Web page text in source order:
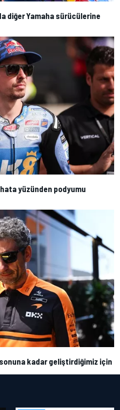
diğer Yamaha sürücülerine
yüzünden podyumu
sonuna kadar geliştirdiğimiz için